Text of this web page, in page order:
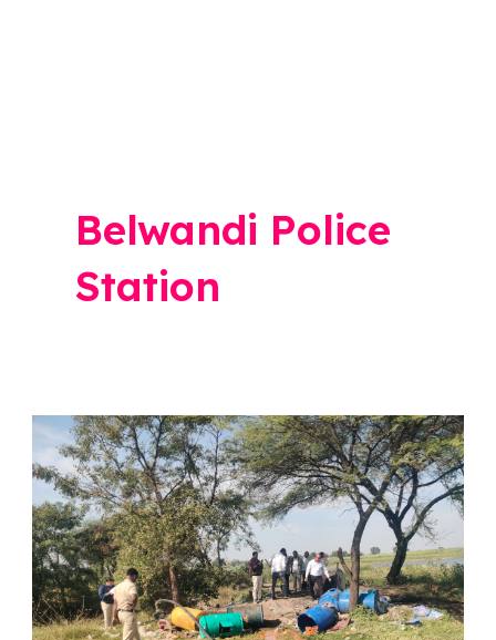
Belwandi Police
Station
Ahmednagar
Police:
बेलवंडी
पोलिसांची
मोठी
कारवाई!